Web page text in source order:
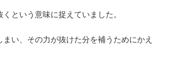
という意味に捉えていました。
い、その力が抜けた分を補うためにかえ